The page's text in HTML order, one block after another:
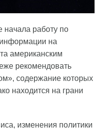
начала работу по
на
американским
рекомендовать
содержание которых
находится на грани
изменения политики